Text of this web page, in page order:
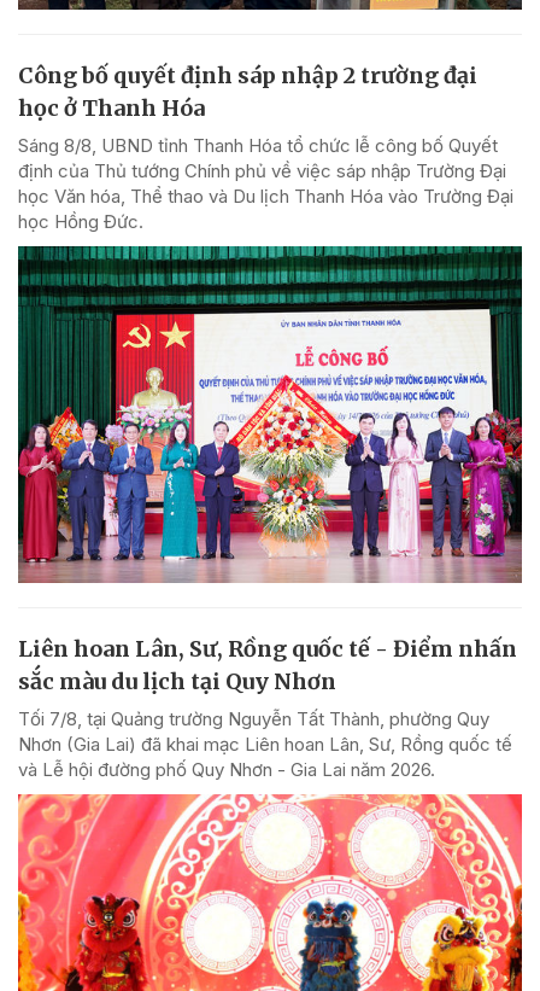
Công bố quyết định sáp nhập 2 trường đại
học ở Thanh Hóa
Sáng 8/8, UBND tỉnh Thanh Hóa tổ chức lễ công bố Quyết
định của Thủ tướng Chính phủ về việc sáp nhập Trường Đại
học Văn hóa, Thể thao và Du lịch Thanh Hóa vào Trường Đại
học Hồng Đức.
Liên hoan Lân, Sư, Rồng quốc tế - Điểm nhấn
sắc màu du lịch tại Quy Nhơn
Tối 7/8, tại Quảng trường Nguyễn Tất Thành, phường Quy
Nhơn (Gia Lai) đã khai mạc Liên hoan Lân, Sư, Rồng quốc tế
và Lễ hội đường phố Quy Nhơn - Gia Lai năm 2026.